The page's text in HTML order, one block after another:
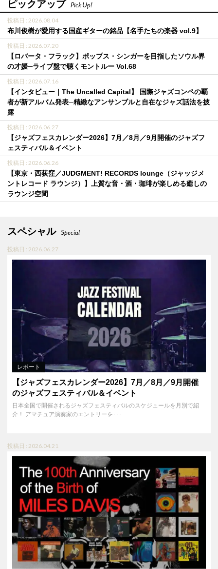
ピックアップ Pick Up!
投稿日 : 2026.08.04
布川俊樹が愛用する国産ギターの銘品【名手たちの楽器 vol.9】
投稿日 : 2026.07.20
【ロバータ・フラック】ポップス・シンガーを目指したソウル界
の才媛─ライブ盤で聴くモントルー Vol.68
投稿日 : 2026.07.16
【インタビュー｜The Uncalled Capital】 国際ジャズコンペの覇
者が新アルバム発表─精緻なアンサンブルと自在なジャズ話法を披
露
投稿日 : 2026.06.27
【ジャズフェスカレンダー2026】7月／8月／9月開催のジャズフ
ェスティバル＆イベント
投稿日 : 2026.06.26
【東京・西荻窪／JUDGMENT! RECORDS lounge（ジャッジメ
ントレコード ラウンジ）】上質な音・酒・珈琲が楽しめる癒しの
ラウンジ空間
スペシャル Special
投稿日 : 2026.06.27
レポート
【ジャズフェスカレンダー2026】7月／8月／9月開催
のジャズフェスティバル＆イベント
日本全国で開催されるジャズフェスティバルのスケジュールを月別で紹
介！ アマチュア演奏家のエントリーを･･･
投稿日 : 2026.04.21